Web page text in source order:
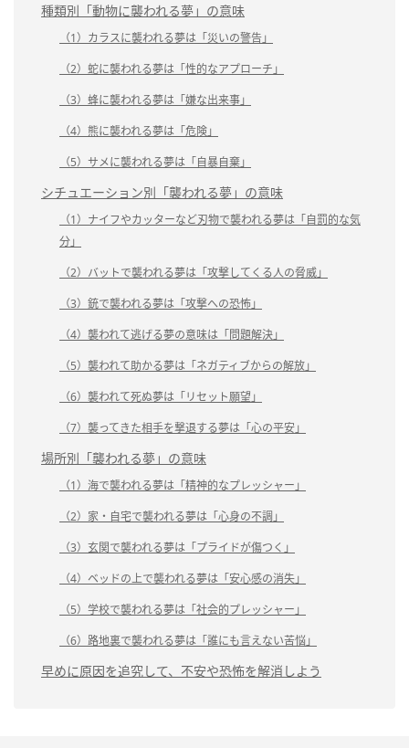
種類別「動物に襲われる夢」の意味
（1）カラスに襲われる夢は「災いの警告」
（2）蛇に襲われる夢は「性的なアプローチ」
（3）蜂に襲われる夢は「嫌な出来事」
（4）熊に襲われる夢は「危険」
（5）サメに襲われる夢は「自暴自棄」
シチュエーション別「襲われる夢」の意味
（1）ナイフやカッターなど刃物で襲われる夢は「自罰的な気
分」
（2）バットで襲われる夢は「攻撃してくる人の脅威」
（3）銃で襲われる夢は「攻撃への恐怖」
（4）襲われて逃げる夢の意味は「問題解決」
（5）襲われて助かる夢は「ネガティブからの解放」
（6）襲われて死ぬ夢は「リセット願望」
（7）襲ってきた相手を撃退する夢は「心の平安」
場所別「襲われる夢」の意味
（1）海で襲われる夢は「精神的なプレッシャー」
（2）家・自宅で襲われる夢は「心身の不調」
（3）玄関で襲われる夢は「プライドが傷つく」
（4）ベッドの上で襲われる夢は「安心感の消失」
（5）学校で襲われる夢は「社会的プレッシャー」
（6）路地裏で襲われる夢は「誰にも言えない苦悩」
早めに原因を追究して、不安や恐怖を解消しよう